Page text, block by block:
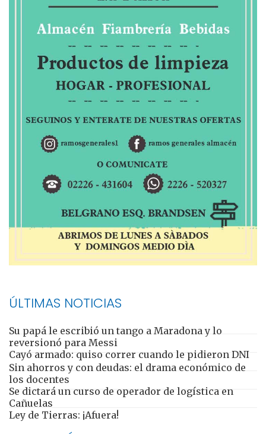
ÚLTIMAS NOTICIAS
Su papá le escribió un tango a Maradona y lo
reversionó para Messi
Cayó armado: quiso correr cuando le pidieron DNI
Sin ahorros y con deudas: el drama económico de
los docentes
Se dictará un curso de operador de logística en
Cañuelas
Ley de Tierras: ¡Afuera!